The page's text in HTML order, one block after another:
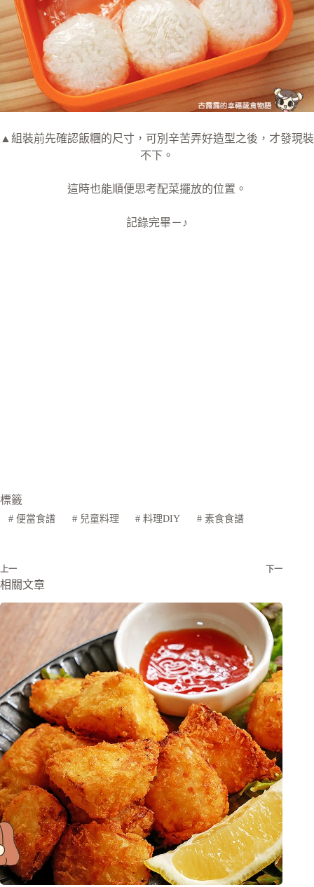
▲組裝前先確認飯糰的尺寸，可別辛苦弄好造型之後，才發現裝
不下。
這時也能順便思考配菜擺放的位置。
記錄完畢－♪
標籤
#便當食譜 #兒童料理 # 料理DIY # 素食食譜
上一 下一
相關文章